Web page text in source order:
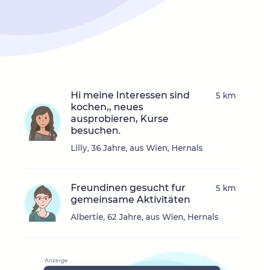
Hi meine Interessen sind
kochen,, neues
ausprobieren, Kurse
besuchen.
Lilly, 36 Jahre, aus Wien, Hernals
5 km
Freundinen gesucht fur
gemeinsame Aktivitäten
Albertie, 62 Jahre, aus Wien, Hernals
5 km